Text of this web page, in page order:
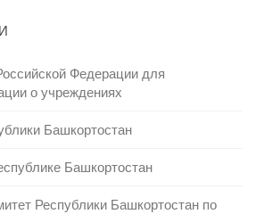
Федерации для
о учреждениях
Башкортостан
Башкортостан
Республики Башкортостан по